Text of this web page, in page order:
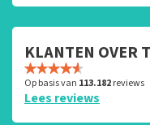
KLANTEN OVER
Op basis van 113.182reviews
Lees reviews